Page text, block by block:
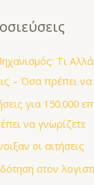
Τι
– Όσα πρέπει να
για 150.000
να γνωρίζετε
οι αιτήσεις
στον